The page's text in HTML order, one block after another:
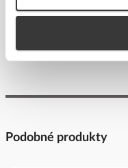
košíku
Podobné produkty